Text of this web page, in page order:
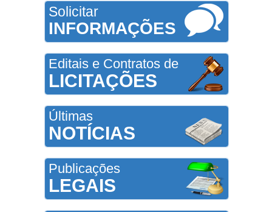
Solicitar
INFORMAÇÕES
Editais e Contratos de
LICITAÇÕES
Últimas
NOTÍCIAS
Publicações
LEGAIS